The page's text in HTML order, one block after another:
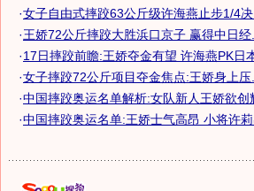
·女子自由式摔跤63公斤级许海燕止步1/4决
·王娇72公斤摔跤大胜浜口京子 赢得中日经...
·17日摔跤前瞻:王娇夺金有望 许海燕PK日
·女子摔跤72公斤项目夺金焦点:王娇身上压...
·中国摔跤奥运名单解析:女队新人王娇欲创
·中国摔跤奥运名单:王娇士气高昂 小将许